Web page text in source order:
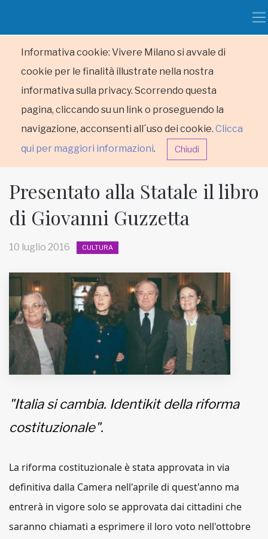
Informativa cookie: Vivere Milano si avvale di
cookie per le finalità illustrate nella nostra
informativa sulla privacy. Scorrendo questa
pagina, cliccando su un link o proseguendo la
navigazione, acconsenti all´uso dei cookie. Clicca
qui per maggiori informazioni. Chiudi
HOME
MUNICIPI
Inviateci le vostre segnalazioni
Iscriviti alla newsletter
www.viveremilano.info
Fondato e diretto da Enzo De
Bernardis
Informativa sulla privacy
Presentato alla Statale il libro
di Giovanni Guzzetta
10 luglio 2016 CULTURA
"Italia si cambia. Identikit della riforma
costituzionale".
La riforma costituzionale è stata approvata in via
definitiva dalla Camera nell'aprile di quest'anno ma
entrerà in vigore solo se approvata dai cittadini che
saranno chiamati a esprimere il loro voto nell'ottobre